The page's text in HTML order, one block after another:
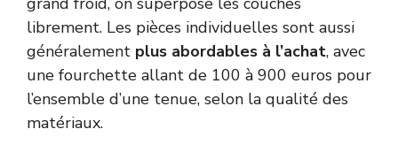
librement. Les pièces individuelles sont aussi
généralement plus abordables à l’achat, avec
une fourchette allant de 100 à 900 euros pour
l’ensemble d’une tenue, selon la qualité des
matériaux.